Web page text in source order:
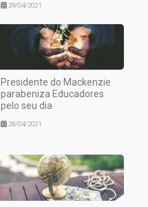
29/04/2021
Presidente do Mackenzie
parabeniza Educadores
pelo seu dia
28/04/2021